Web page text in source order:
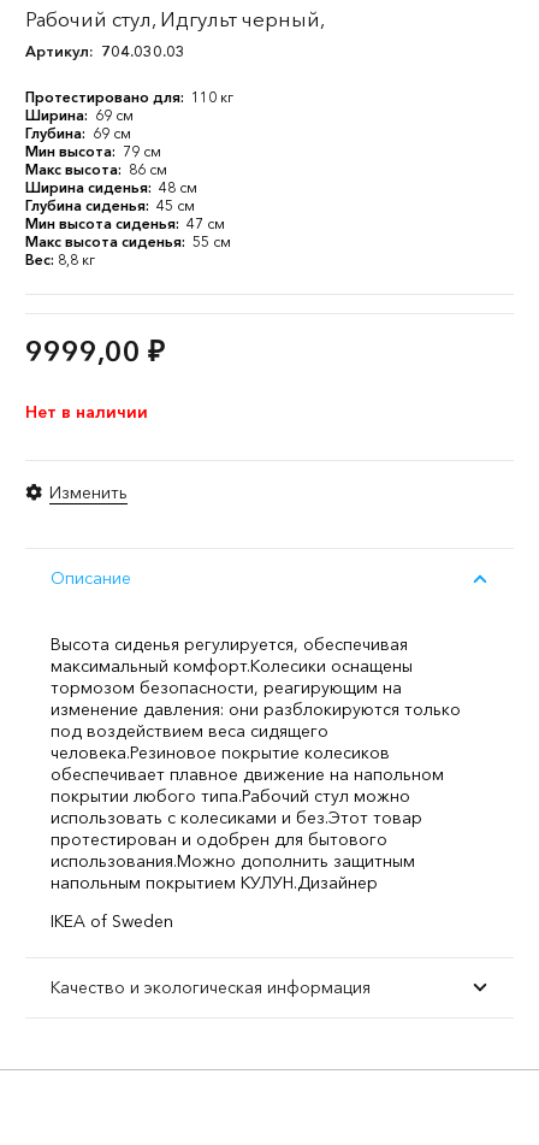
Рабочий стул, Идгульт черный,
Артикул: 704.030.03
Протестировано для: 110 кг
Ширина: 69 см
Глубина: 69 см
Мин высота: 79 см
Макс высота: 86 см
Ширина сиденья: 48 см
Глубина сиденья: 45 см
Мин высота сиденья: 47 см
Макс высота сиденья: 55 см
Вес: 8,8 кг
9999,00 ₽
Нет в наличии
Изменить
Описание
Высота сиденья регулируется, обеспечивая
максимальный комфорт.Колесики оснащены
тормозом безопасности, реагирующим на
изменение давления: они разблокируются только
под воздействием веса сидящего
человека.Резиновое покрытие колесиков
обеспечивает плавное движение на напольном
покрытии любого типа.Рабочий стул можно
использовать с колесиками и без.Этот товар
протестирован и одобрен для бытового
использования.Можно дополнить защитным
напольным покрытием КУЛУН.Дизайнер
IKEA of Sweden
Качество и экологическая информация